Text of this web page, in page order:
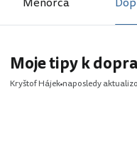
Moje tipy k
Kryštof Hájek naposledy